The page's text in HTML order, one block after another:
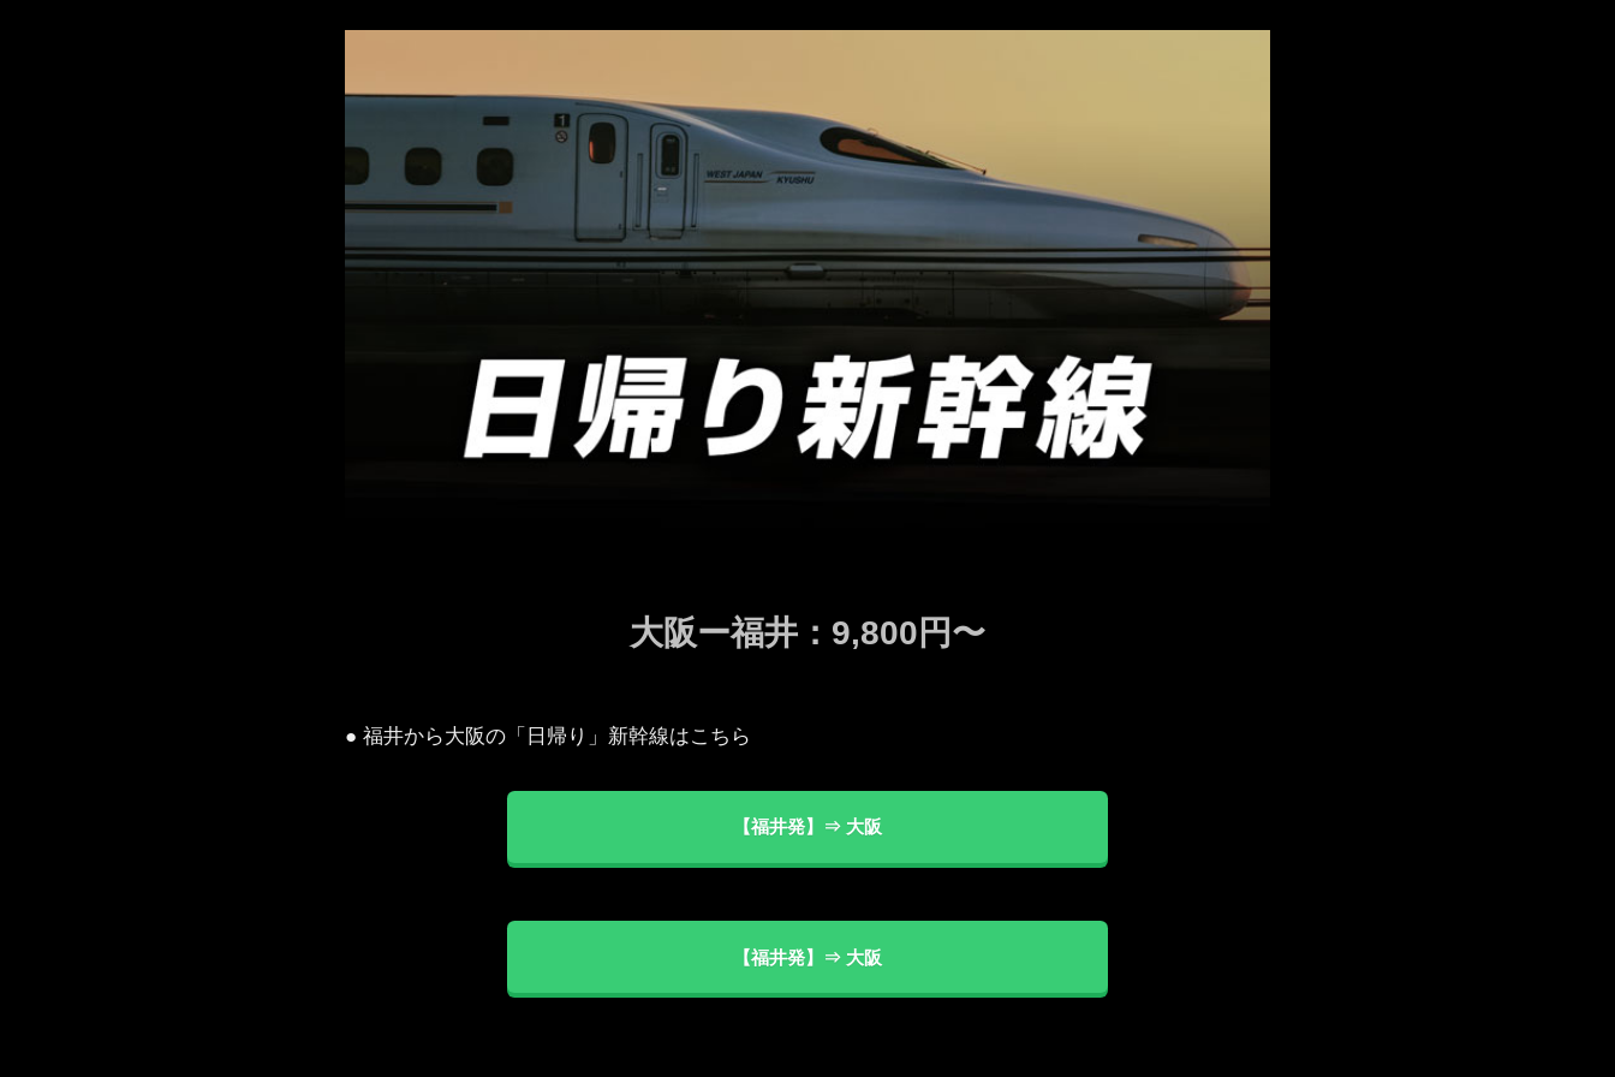
大阪ー福井：9,800円〜
● 福井から大阪の「日帰り」新幹線はこちら
【福井発】⇒ 大阪
【福井発】⇒ 大阪